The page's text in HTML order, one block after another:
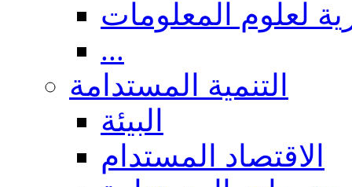
لعلوم المعلومات
...
التنمية المستدامة
البيئة
الاقتصاد المستدام